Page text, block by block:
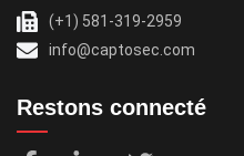
(+1) 581-319-2959
info@captosec.com
Restons connecté